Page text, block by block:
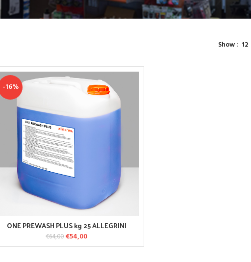
Show 12
-16%
AGGIUNGI AL CARRELLO
ONE PREWASH PLUS kg 25 ALLEGRINI
€64,00 Il prezzo originale era:
€64,00.
€54,00
€54,00.